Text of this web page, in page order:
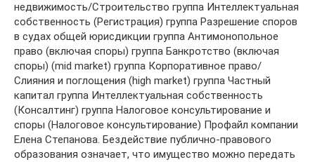
недвижимость/Строительство группа Интеллектуальная
собственность (Регистрация) группа Разрешение споров
в судах общей юрисдикции группа Антимонопольное
право (включая споры) группа Банкротство (включая
споры) (mid market) группа Корпоративное право/
Слияния и поглощения (high market) группа Частный
капитал группа Интеллектуальная собственность
(Консалтинг) группа Налоговое консультирование и
споры (Налоговое консультирование) Профайл компании
Елена Степанова. Бездействие публично-правового
образования означает, что имущество можно передать